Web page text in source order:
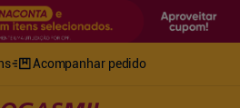
Acompanhar pedido